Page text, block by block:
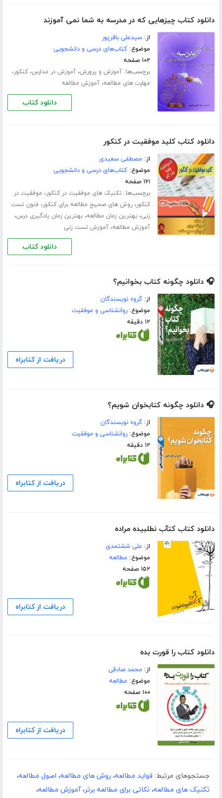
دانلود کتاب چیزهایی که در مدرسه به شما نمی آموزند
از:سیدعلی باقرپور
موضوع:کتاب‌های درسی و دانشجویی
۱۰۲ صفحه
برچسب‌ها:آموزش و پرورش،آموزش در مدارس،کنکور،
مهارت های مطالعه،آموزش مطالعه
دانلود کتاب
دانلود کتاب کلید موفقیت در کنکور
از: مصطفی سعیدی
موضوع:کتاب‌های درسی و دانشجویی
۱۶۱ صفحه
برچسب‌ها: تکنیک های موفقیت در کنکور، موفقیت در
کنکور،روش های صحیح مطالعه برای کنکور، فنون تست
زنی،بهترین زمان مطالعه،بهترین زمان یادگیری درس،
آموزش مطالعه،آموزش تست زنی
دانلود کتاب
🎧 دانلود چگونه کتاب بخوانیم؟
از:گروه نویسندگان
موضوع:روانشناسی و موفقیت
۱۲ دقیقه
دریافت از کتابراه
🎧 دانلود چگونه کتابخوان شویم؟
از:گروه نویسندگان
موضوع:روانشناسی و موفقیت
۱۲ دقیقه
دریافت از کتابراه
دانلود کتاب کتآب نطلبیده مراده
از: علی ششتمدی
موضوع: مطالعه
۱۵۲ صفحه
دریافت از کتابراه
دانلود کتاب را قورت بده
از: محمد صادقی
موضوع: مطالعه
۱۰۰ صفحه
دریافت از کتابراه
جستجوهای مرتبط: فواید مطالعه، روش های مطالعه، اصول مطالعه،
تکنیک های مطالعه، نکاتی برای مطالعه برتر،آموزش مطالعه،